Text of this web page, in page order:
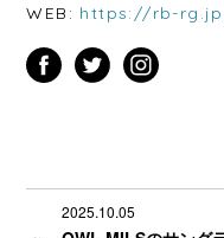
WEB: https://rb-
2025.10.05